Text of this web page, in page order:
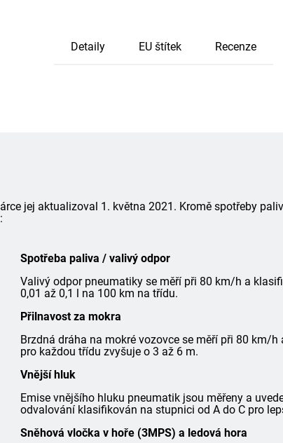
Detaily EU štítek Recenze
jej aktualizoval 1. května 2021. Kromě spotřeby
Spotřeba paliva / valivý odpor
Valivý odpor pneumatiky se měří při 80 km/h a
0,01 až 0,1 l na 100 km na třídu.
Přilnavost za mokra
Brzdná dráha na mokré vozovce se měří při 80 km/
pro každou třídu zvyšuje o 3 až 6 m.
Vnější hluk
Emise vnějšího hluku pneumatik jsou měřeny a
odvalování klasifikován na stupnici od A do C pro
Sněhová vločka v hoře (3MPS) a ledová hora